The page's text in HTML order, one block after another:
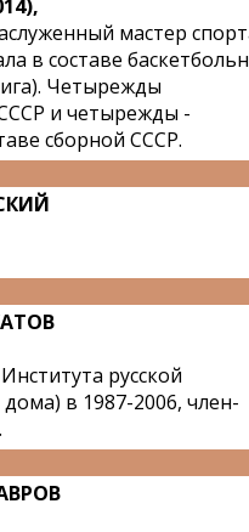
мастер
в составе
Четырежды
и четырежды -
сборной СССР.
русской
в 1987-2006, член-